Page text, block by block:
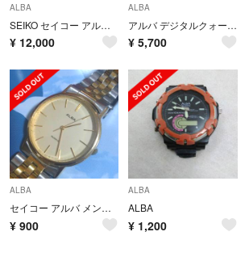
ALBA
SEIKO セイコー アルバ ORVITAX オービタックス含む 腕時計 10点
¥ 12,000
ALBA
アルバ デジタルクォーツ 電池交換済稼働品
¥ 5,700
ALBA
セイコー アルバ メンズクォーツ 電池交換済稼働品
¥ 900
ALBA
ALBA
¥ 1,200